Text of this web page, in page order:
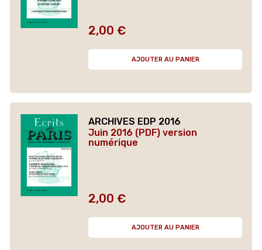
Prix
2,00 €
AJOUTER AU PANIER
ARCHIVES EDP 2016
Juin 2016 (PDF) version
numérique
Prix
2,00 €
AJOUTER AU PANIER